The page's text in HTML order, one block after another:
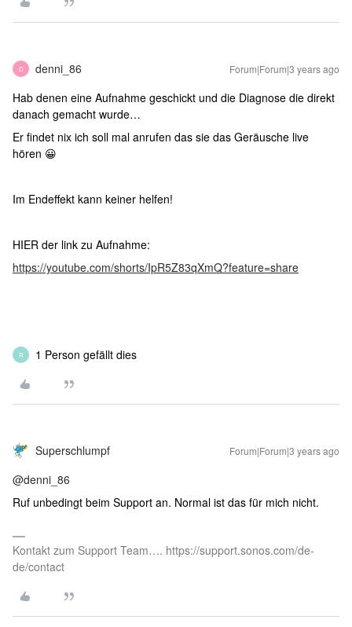
D denni_86 Forum|Forum|3 years ago
Hab denen eine Aufnahme geschickt und die Diagnose die direkt
danach gemacht wurde…
Er findet nix ich soll mal anrufen das sie das Geräusche live
hören 😀
Im Endeffekt kann keiner helfen!
HIER der link zu Aufnahme:
https://youtube.com/shorts/IpR5Z83qXmQ?feature=share
R 1 Person gefällt dies
Superschlumpf Forum|Forum|3 years ago
@denni_86
Ruf unbedingt beim Support an. Normal ist das für mich nicht.
Kontakt zum Support Team…. https://support.sonos.com/de-
de/contact